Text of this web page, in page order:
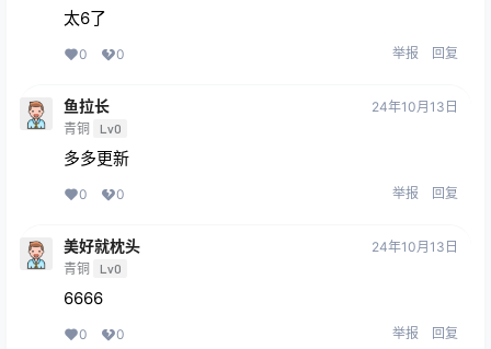
太6了
0 0 举报 回复
鱼拉长
青铜 Lv0
24年10月13日
多多更新
0 0 举报 回复
美好就枕头
青铜 Lv0
24年10月13日
6666
0 0 举报 回复